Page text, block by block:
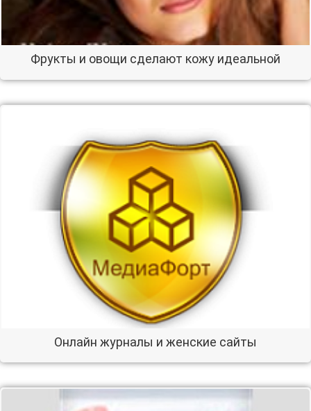
Фрукты и овощи сделают кожу идеальной
Онлайн журналы и женские сайты